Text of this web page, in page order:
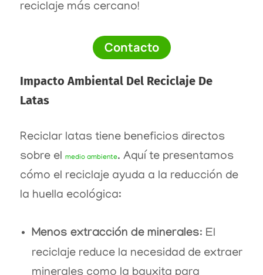
reciclaje más cercano!
Contacto
Impacto Ambiental Del Reciclaje De
Latas
Reciclar latas tiene beneficios directos
sobre el medio ambiente. Aquí te presentamos
cómo el reciclaje ayuda a la reducción de
la huella ecológica:
Menos extracción de minerales: El
reciclaje reduce la necesidad de extraer